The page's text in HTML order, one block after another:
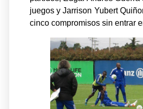
juegos y Jarrison Yubert
cinco compromisos sin entrar